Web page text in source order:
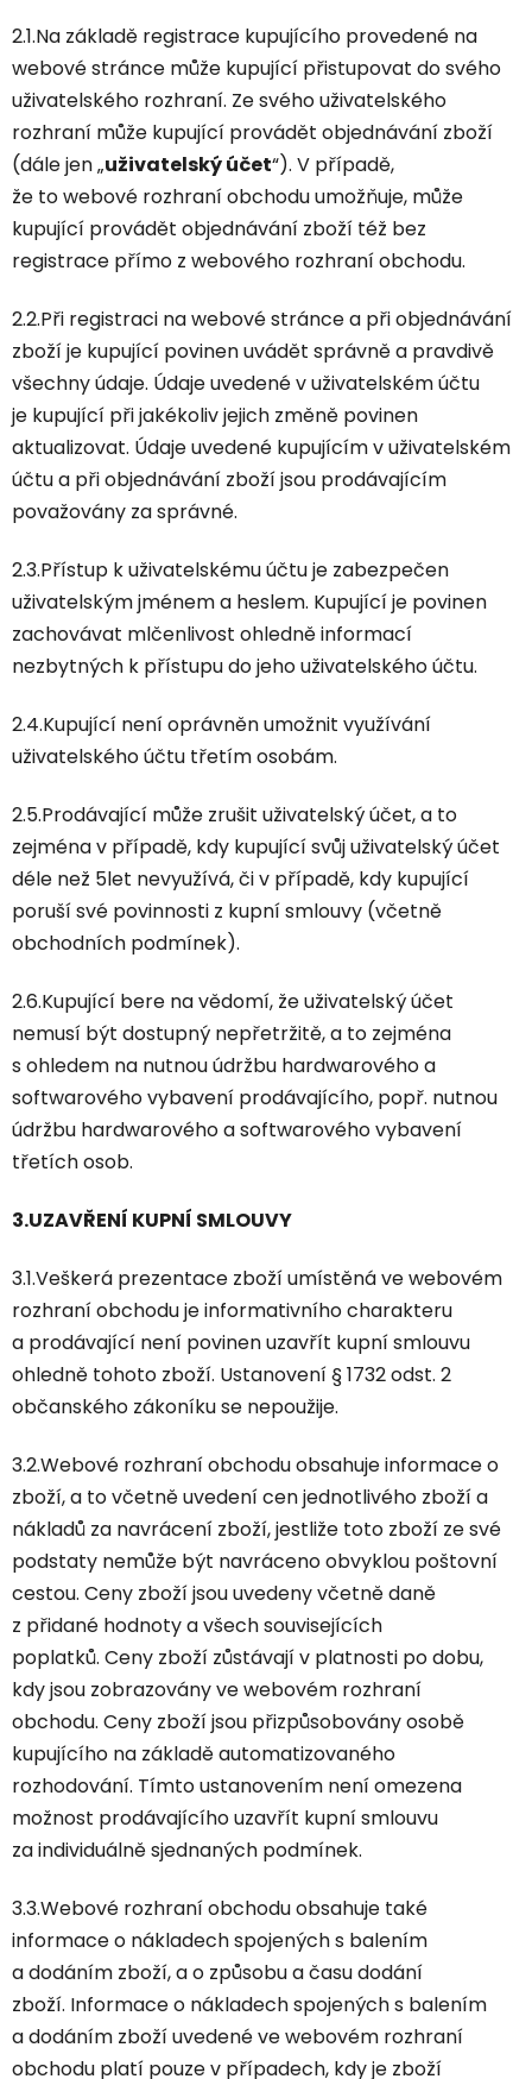
2.1.Na základě registrace kupujícího provedené na
webové stránce může kupující přistupovat do svého
uživatelského rozhraní. Ze svého uživatelského
rozhraní může kupující provádět objednávání zboží
(dále jen „uživatelský účet“). V případě,
že to webové rozhraní obchodu umožňuje, může
kupující provádět objednávání zboží též bez
registrace přímo z webového rozhraní obchodu.
2.2.Při registraci na webové stránce a při objednávání
zboží je kupující povinen uvádět správně a pravdivě
všechny údaje. Údaje uvedené v uživatelském účtu
je kupující při jakékoliv jejich změně povinen
aktualizovat. Údaje uvedené kupujícím v uživatelském
účtu a při objednávání zboží jsou prodávajícím
považovány za správné.
2.3.Přístup k uživatelskému účtu je zabezpečen
uživatelským jménem a heslem. Kupující je povinen
zachovávat mlčenlivost ohledně informací
nezbytných k přístupu do jeho uživatelského účtu.
2.4.Kupující není oprávněn umožnit využívání
uživatelského účtu třetím osobám.
2.5.Prodávající může zrušit uživatelský účet, a to
zejména v případě, kdy kupující svůj uživatelský účet
déle než 5let nevyužívá, či v případě, kdy kupující
poruší své povinnosti z kupní smlouvy (včetně
obchodních podmínek).
2.6.Kupující bere na vědomí, že uživatelský účet
nemusí být dostupný nepřetržitě, a to zejména
s ohledem na nutnou údržbu hardwarového a
softwarového vybavení prodávajícího, popř. nutnou
údržbu hardwarového a softwarového vybavení
třetích osob.
3.UZAVŘENÍ KUPNÍ SMLOUVY
3.1.Veškerá prezentace zboží umístěná ve webovém
rozhraní obchodu je informativního charakteru
a prodávající není povinen uzavřít kupní smlouvu
ohledně tohoto zboží. Ustanovení § 1732 odst. 2
občanského zákoníku se nepoužije.
3.2.Webové rozhraní obchodu obsahuje informace o
zboží, a to včetně uvedení cen jednotlivého zboží a
nákladů za navrácení zboží, jestliže toto zboží ze své
podstaty nemůže být navráceno obvyklou poštovní
cestou. Ceny zboží jsou uvedeny včetně daně
z přidané hodnoty a všech souvisejících
poplatků. Ceny zboží zůstávají v platnosti po dobu,
kdy jsou zobrazovány ve webovém rozhraní
obchodu. Ceny zboží jsou přizpůsobovány osobě
kupujícího na základě automatizovaného
rozhodování. Tímto ustanovením není omezena
možnost prodávajícího uzavřít kupní smlouvu
za individuálně sjednaných podmínek.
3.3.Webové rozhraní obchodu obsahuje také
informace o nákladech spojených s balením
a dodáním zboží, a o způsobu a času dodání
zboží. Informace o nákladech spojených s balením
a dodáním zboží uvedené ve webovém rozhraní
obchodu platí pouze v případech, kdy je zboží